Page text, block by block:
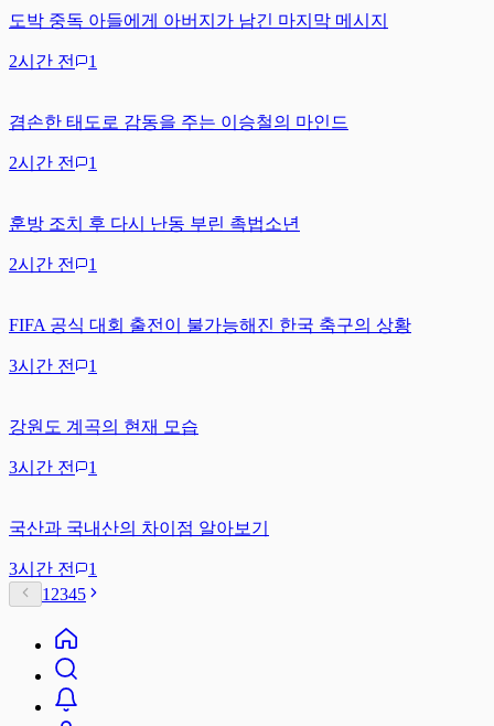
도박 중독 아들에게 아버지가 남긴 마지막 메시지
2시간 전 1
겸손한 태도로 감동을 주는 이승철의 마인드
2시간 전 1
훈방 조치 후 다시 난동 부린 촉법소년
2시간 전 1
FIFA 공식 대회 출전이 불가능해진 한국 축구의 상황
3시간 전 1
강원도 계곡의 현재 모습
3시간 전 1
국산과 국내산의 차이점 알아보기
3시간 전
1
1 2345